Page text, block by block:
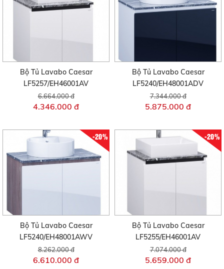
Bộ Tủ Lavabo Caesar
LF5257/EH46001AV
6.664.000 đ
4.346.000 đ
Bộ Tủ Lavabo Caesar
LF5240/EH48001ADV
7.344.000 đ
5.875.000 đ
-20%
Bộ Tủ Lavabo Caesar
LF5240/EH48001AWV
8.262.000 đ
6.610.000 đ
-20%
Bộ Tủ Lavabo Caesar
LF5255/EH46001AV
7.074.000 đ
5.659.000 đ